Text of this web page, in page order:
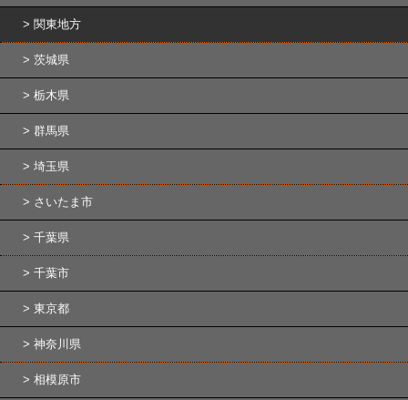
関東地方
茨城県
栃木県
群馬県
埼玉県
さいたま市
千葉県
千葉市
東京都
神奈川県
相模原市